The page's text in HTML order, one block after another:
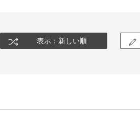
表示：新しい順